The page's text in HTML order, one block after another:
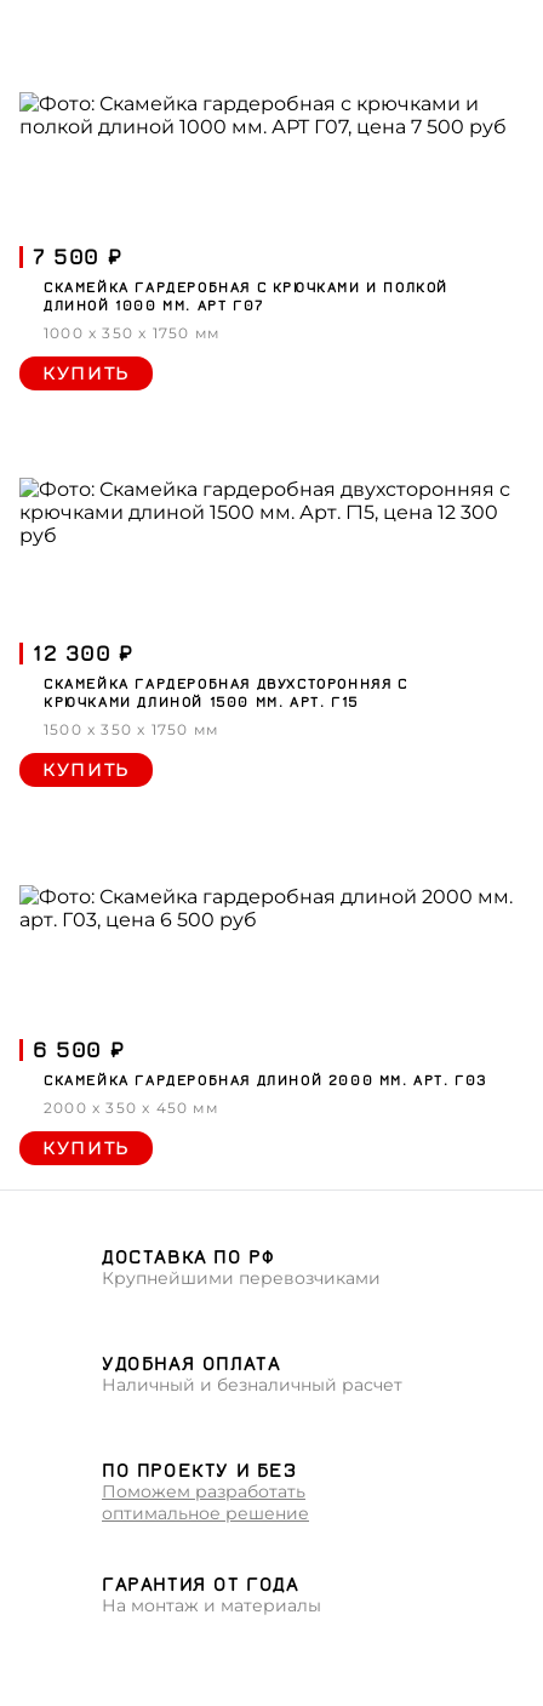
7 500 ₽
СКАМЕЙКА ГАРДЕРОБНАЯ С КРЮЧКАМИ И ПОЛКОЙ
ДЛИНОЙ 1000 ММ. АРТ Г07
1000 x 350 x 1750 мм
КУПИТЬ
12 300 ₽
СКАМЕЙКА ГАРДЕРОБНАЯ ДВУХСТОРОННЯЯ С
КРЮЧКАМИ ДЛИНОЙ 1500 ММ. АРТ. Г15
1500 x 350 x 1750 мм
КУПИТЬ
6 500 ₽
СКАМЕЙКА ГАРДЕРОБНАЯ ДЛИНОЙ 2000 ММ. АРТ. Г03
2000 x 350 x 450 мм
КУПИТЬ
ДОСТАВКА ПО РФ
Крупнейшими перевозчиками
УДОБНАЯ ОПЛАТА
Наличный и безналичный расчет
ПО ПРОЕКТУ И БЕЗ
Поможем разработать
оптимальное решение
ГАРАНТИЯ ОТ ГОДА
На монтаж и материалы